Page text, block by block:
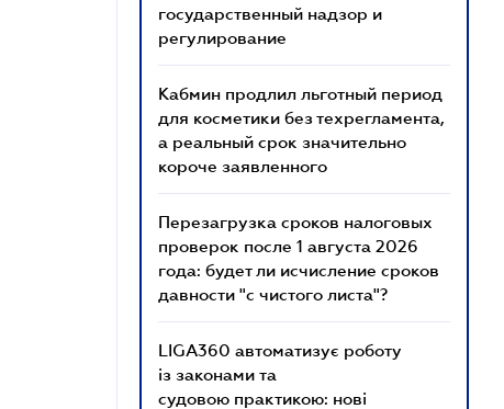
государственный надзор и
регулирование
Кабмин продлил льготный период
для косметики без техрегламента,
а реальный срок значительно
короче заявленного
Перезагрузка сроков налоговых
проверок после 1 августа 2026
года: будет ли исчисление сроков
давности "с чистого листа"?
LIGA360 автоматизує роботу
із законами та
судовою практикою: нові